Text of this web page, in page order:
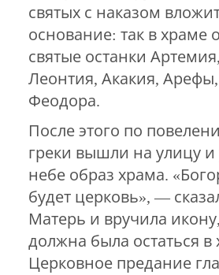
святых с наказом
основание: так в храме
святые останки
Леонтия, Акакия,
Феодора.
После этого по
греки вышли на улицу и
небе образ храма.
будет церковь», —
Матерь и вручила
должна была остаться в
Церковное предание